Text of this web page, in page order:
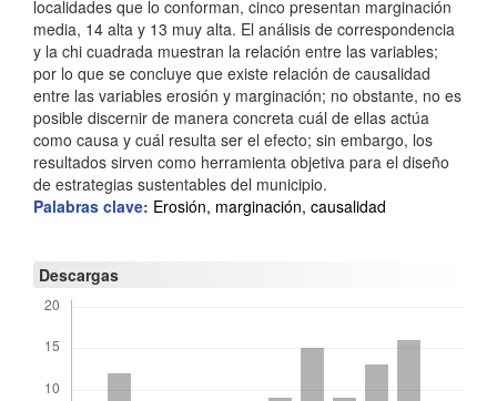
l
o
localidades que lo conforman, cinco presentan marginación
media, 14 alta y 13 muy alta. El análisis de correspondencia
y la chi cuadrada muestran la relación entre las variables;
por lo que se concluye que existe relación de causalidad
entre las variables erosión y marginación; no obstante, no es
posible discernir de manera concreta cuál de ellas actúa
como causa y cuál resulta ser el efecto; sin embargo, los
resultados sirven como herramienta objetiva para el diseño
de estrategias sustentables del municipio.
Palabras clave: Erosión, marginación, causalidad
Descargas